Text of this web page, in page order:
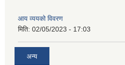
आय व्ययको विवरण
मिति: 02/05/2023 - 17:03
अन्य